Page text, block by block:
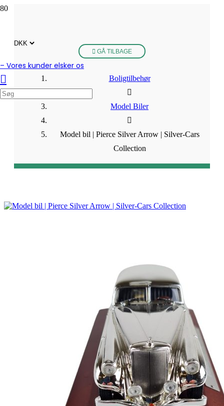
– Vores kunder elsker os
GÅ TILBAGE
Boligtilbehør
Model Biler
Model bil | Pierce Silver Arrow | Silver-Cars
Collection